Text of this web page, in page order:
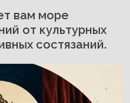
вам море
от культурных
состязаний.